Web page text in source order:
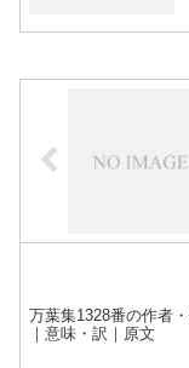
万葉集1328番の作者
｜意味・訳｜原文